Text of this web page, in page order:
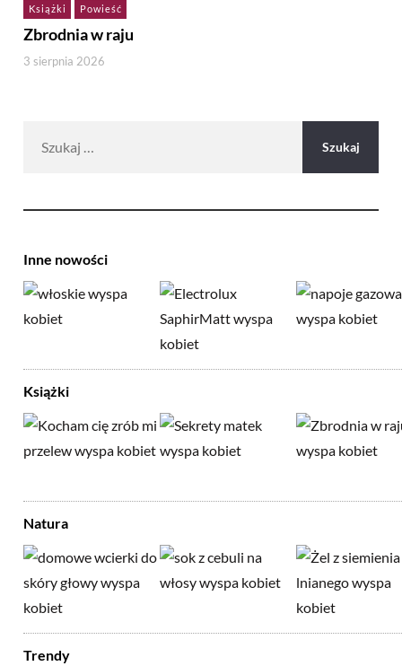
Książki Powieść
Zbrodnia w raju
3 sierpnia 2026
Inne nowości
Książki
Natura
Trendy